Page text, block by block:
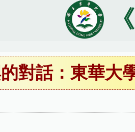
對話：東華大